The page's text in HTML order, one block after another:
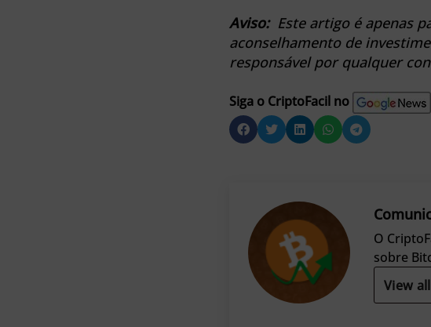
Aviso: Este artigo é apenas
aconselhamento de
responsável por qualquer
Siga o CriptoFacil no
O
sobre
View